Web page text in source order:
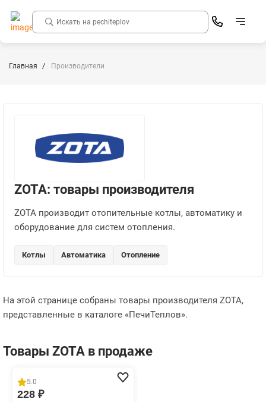
Главная Производители
ZOTA: товары производителя
ZOTA производит отопительные котлы, автоматику и
оборудование для систем отопления.
Котлы Автоматика Отопление
На этой странице собраны товары производителя ZOTA,
представленные в каталоге «ПечиТеплов».
Товары ZOTA в продаже
5.0
228 ₽